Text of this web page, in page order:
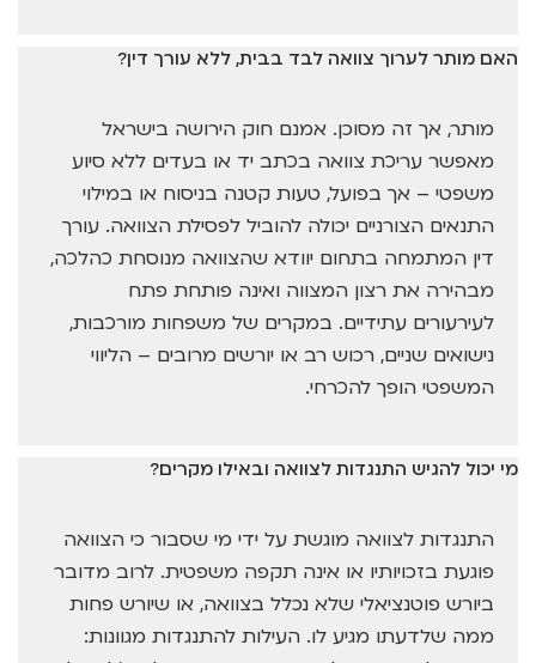
האם מותר לערוך צוואה לבד בבית, ללא עורך דין?
מותר, אך זה מסוכן. אמנם חוק הירושה בישראל
מאפשר עריכת צוואה בכתב יד או בעדים ללא סיוע
משפטי – אך בפועל, טעות קטנה בניסוח או במילוי
התנאים הצורניים יכולה להוביל לפסילת הצוואה. עורך
דין המתמחה בתחום יוודא שהצוואה מנוסחת כהלכה,
מבהירה את רצון המצווה ואינה פותחת פתח
לעירעורים עתידיים. במקרים של משפחות מורכבות,
נישואים שניים, רכוש רב או יורשים מרובים – הליווי
המשפטי הופך להכרחי.
מי יכול להגיש התנגדות לצוואה ובאילו מקרים?
התנגדות לצוואה מוגשת על ידי מי שסבור כי הצוואה
פוגעת בזכויותיו או אינה תקפה משפטית. לרוב מדובר
ביורש פוטנציאלי שלא נכלל בצוואה, או שיורש פחות
ממה שלדעתו מגיע לו. העילות להתנגדות מגוונות: